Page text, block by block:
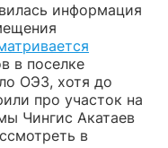
информация
в поселке
ОЭЗ, хотя до
про участок на
Чингис Акатаев
в